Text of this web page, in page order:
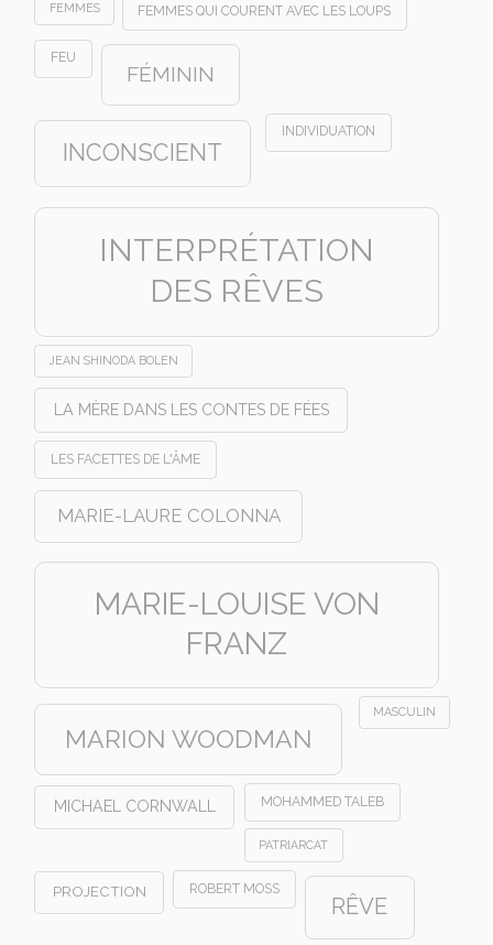
FEMMES FEMMES QUI COURENT AVEC LES LOUPS
FEU
FÉMININ
INCONSCIENT
INDIVIDUATION
INTERPRÉTATION
DES RÊVES
JEAN SHINODA BOLEN
LA MÈRE DANS LES CONTES DE FÉES
LES FACETTES DE L'ÂME
MARIE-LAURE COLONNA
MARIE-LOUISE VON
FRANZ
MARION WOODMAN
MASCULIN
MICHAEL CORNWALL MOHAMMED TALEB
PATRIARCAT
PROJECTION ROBERT MOSS
RÊVE